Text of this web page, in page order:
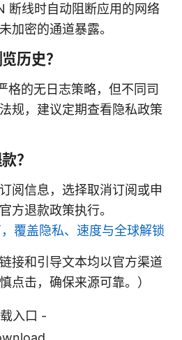
断线时自动阻断应用的网络
加密的通道暴露。
历史？
格的无日志策略，但不同司
规，建议定期查看隐私政策
？
阅信息，选择取消订阅或申
方退款政策执行。
覆盖隐私、速度与全球解锁
接和引导文本均以官方渠道
点击，确保来源可靠。）
入口 -